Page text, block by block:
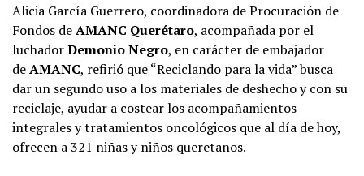
Alicia García Guerrero, coordinadora de Procuración de
Fondos deAMANC Querétaro, acompañada por el
luchadorDemonio Negro, en carácter de embajador
deAMANC, refirió que “Reciclando para la vida” busca
dar un segundo uso a los materiales de deshecho y con su
reciclaje, ayudar a costear los acompañamientos
integrales y tratamientos oncológicos que al día de hoy,
ofrecen a 321 niñas y niños queretanos.